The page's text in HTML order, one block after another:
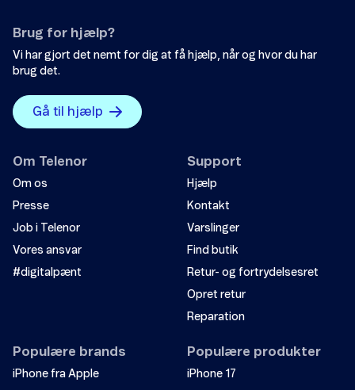
Brug for hjælp?
Vi har gjort det nemt for dig at få hjælp, når og hvor du har
brug det.
Gå til hjælp
Om Telenor
Om os
Presse
Job i Telenor
Vores ansvar
#digitalpænt
Support
Hjælp
Kontakt
Varslinger
Find butik
Retur- og fortrydelsesret
Opret retur
Reparation
Populære brands
iPhone fra Apple
Populære produkter
iPhone 17